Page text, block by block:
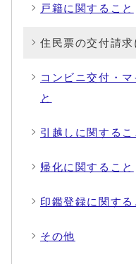
戸籍に関すること
住民票の交付請求
コンビニ交付・
と
引越しに関するこ
帰化に関すること
印鑑登録に関する
その他